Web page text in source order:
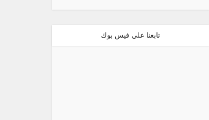
تابعنا علي فيس بوك